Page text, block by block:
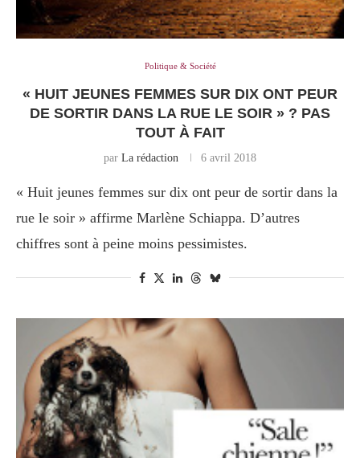
Politique & Société
« HUIT JEUNES FEMMES SUR DIX ONT PEUR
DE SORTIR DANS LA RUE LE SOIR » ? PAS
TOUT À FAIT
par La rédaction 6 avril 2018
« Huit jeunes femmes sur dix ont peur de sortir dans la
rue le soir » affirme Marlène Schiappa. D’autres
chiffres sont à peine moins pessimistes.